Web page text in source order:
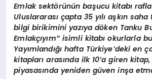
Emlak sektörünün başucu kitabı
Uluslararası çapta 35 yılı aşkın
bilgi birikimini yazıya döken Tanku
Emlakçıyım” isimli kitabı okurlarla
Yayımlandığı hafta Türkiye’deki en
kitapları arasında ilk 10’a giren
piyasasında yeniden güven inşa